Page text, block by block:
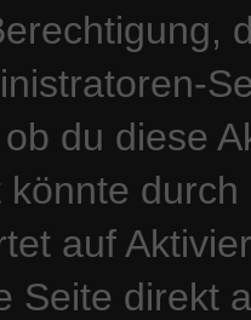
du diese
könnte
auf
Seite direkt